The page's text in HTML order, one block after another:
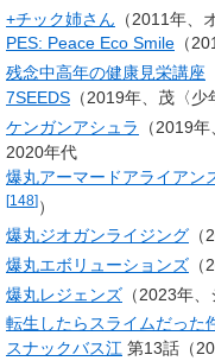
+チック姉さん （2011年、
PES: Peace Eco Smile （
残念中高年の健康見栄講座
7SEEDS （2019年、茂〈少
ケンガンアシュラ
（2019年
2020年代
爆丸アーマードアライアン
[148]）
爆丸ジオガンライジング
爆丸エボリューションズ
爆丸レジェンズ （2023年、
転生したらスライムだった
スナックバス江 第13話（